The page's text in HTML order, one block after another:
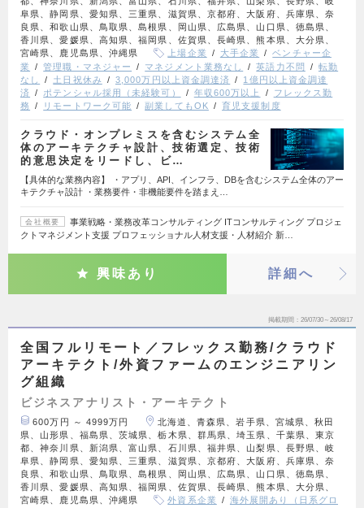
阜県、静岡県、愛知県、三重県、滋賀県、京都府、大阪府、兵庫県、奈
良県、和歌山県、鳥取県、島根県、岡山県、広島県、山口県、徳島県、
香川県、愛媛県、高知県、福岡県、佐賀県、長崎県、熊本県、大分県、
宮崎県、鹿児島県、沖縄県
上場企業 大手企業
ベンチャー企
業
管理職・マネジャー マネジメント業務なし 英語力不問
転勤
なし
土日祝休み 3,000万円以上資金調達済
1億円以上資金調達
済
ポテンシャル採用（未経験可） 年収600万以上
フレックス勤
務
リモートワーク可能 副業してもOK 育児支援制度
クラウド・オンプレミスを含むシステム全
体のアーキテクチャ設計、技術選定、技術
的意思決定をリードし、ビ…
【具体的な業務内容】 ・アプリ、API、インフラ、DBを含むシステム全体のアー
キテクチャ設計 ・業務要件・非機能要件を踏まえ…
会社概要
事業戦略・業務改革コンサルティング ITコンサルティング プロジェ
クトマネジメント支援 プロフェッショナル人材支援・人材紹介 新…
興味あり 詳細へ
掲載期間 26/07/30～26/08/17
全国フルリモート／フレックス勤務/クラウド
アーキテクト/外資ファームのエンジニアリン
グ組織
ビジネスアナリスト・アーキテクト
600万円 ～ 4999万円
北海道、青森県、岩手県、宮城県、秋田
県、山形県、福島県、茨城県、栃木県、群馬県、埼玉県、千葉県、東京
都、神奈川県、新潟県、富山県、石川県、福井県、山梨県、長野県、岐
阜県、静岡県、愛知県、三重県、滋賀県、京都府、大阪府、兵庫県、奈
良県、和歌山県、鳥取県、島根県、岡山県、広島県、山口県、徳島県、
香川県、愛媛県、高知県、福岡県、佐賀県、長崎県、熊本県、大分県、
宮崎県、鹿児島県、沖縄県
外資系企業
海外展開あり（日系グロ